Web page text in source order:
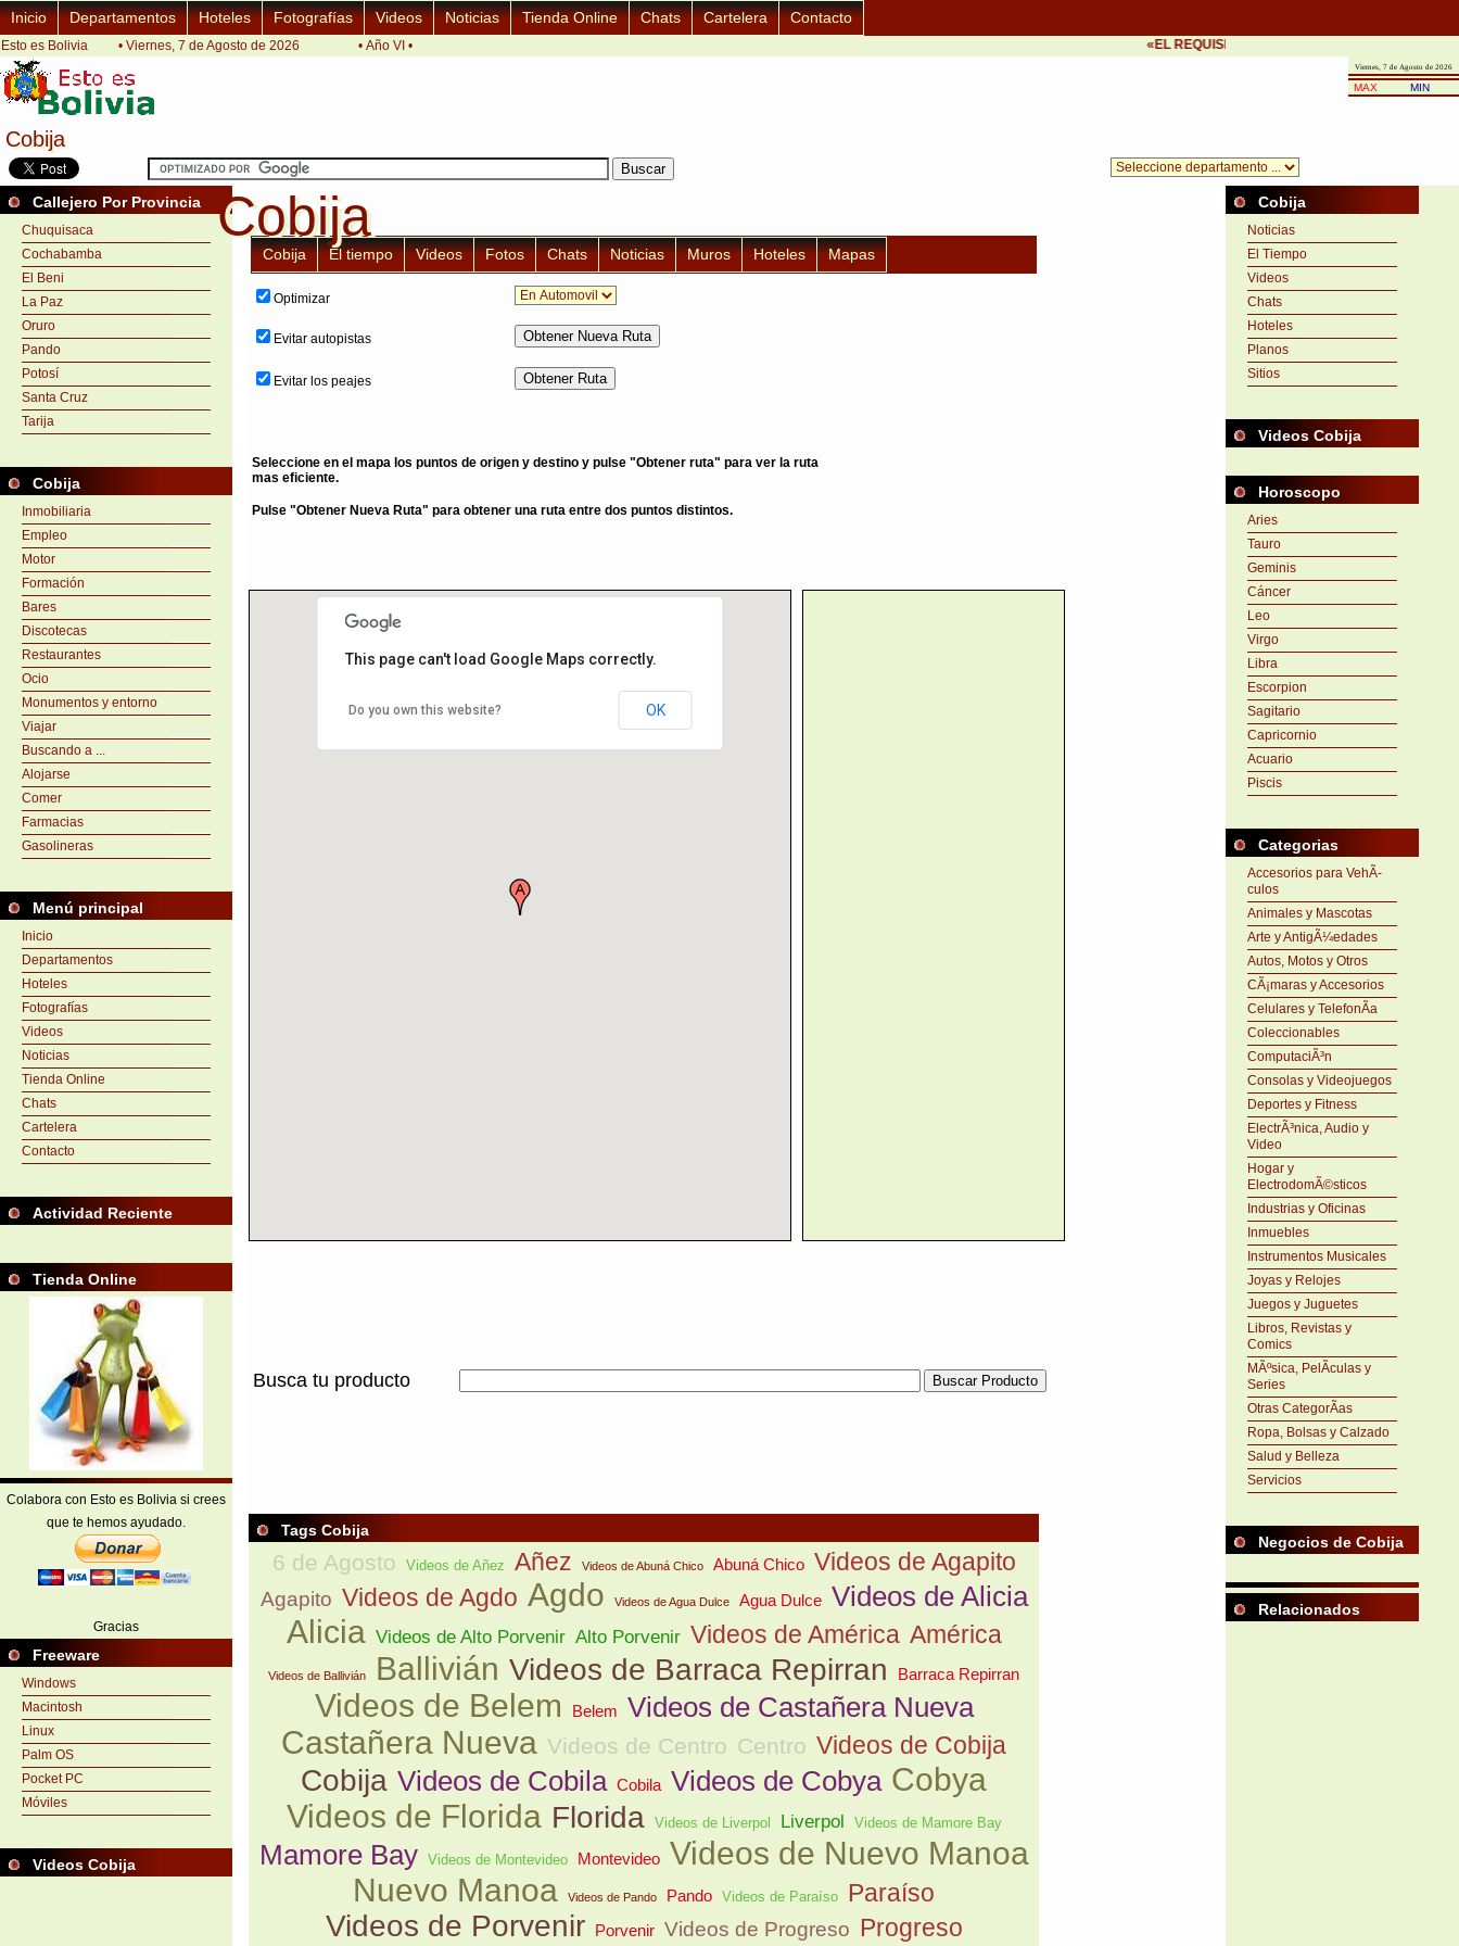
Cobija
Cobija
Inicio Departamentos Hoteles Fotografías Videos Noticias Tienda Online Chats Cartelera Contacto
Esto es Bolivia • Viernes, 7 de Agosto de 2026 • Año VI • «EL REQUISITO DEL ÉXITO ES LA PRONTITUD
Viernes, 7 de Agosto de 2026
MAX MIN
Callejero Por Provincia
Chuquisaca
Cochabamba
El Beni
La Paz
Oruro
Pando
Potosí
Santa Cruz
Tarija
Cobija
Inmobiliaria
Empleo
Motor
Formación
Bares
Discotecas
Restaurantes
Ocio
Monumentos y entorno
Viajar
Buscando a ...
Alojarse
Comer
Farmacias
Gasolineras
Menú principal
Inicio
Departamentos
Hoteles
Fotografías
Videos
Noticias
Tienda Online
Chats
Cartelera
Contacto
Actividad Reciente
Tienda Online
Colabora con Esto es Bolivia si crees
que te hemos ayudado.
Gracias
Freeware
Windows
Macintosh
Linux
Palm OS
Pocket PC
Móviles
Videos Cobija
Cobija
Cobija
Cobija El tiempo Videos Fotos Chats Noticias Muros Hoteles Mapas
Optimizar
Evitar autopistas
Evitar los peajes
Seleccione en el mapa los puntos de origen y destino y pulse "Obtener ruta" para ver la ruta
mas eficiente.
Pulse "Obtener Nueva Ruta" para obtener una ruta entre dos puntos distintos.
This page can't load Google Maps correctly.
Do you own this website? OK
Busca tu producto
Tags Cobija
6 de Agosto Videos de Añez Añez Videos de Abuná Chico Abuná Chico Videos de Agapito
Agapito Videos de Agdo Agdo Videos de Agua Dulce Agua Dulce Videos de Alicia
Alicia Videos de Alto Porvenir Alto Porvenir Videos de América América
Videos de Ballivián Ballivián Videos de Barraca Repirran Barraca Repirran
Videos de Belem Belem Videos de Castañera Nueva
Castañera Nueva Videos de Centro Centro Videos de Cobija
Cobija Videos de Cobila Cobila Videos de Cobya Cobya
Videos de Florida Florida Videos de Liverpol Liverpol Videos de Mamore Bay
Mamore Bay Videos de Montevideo Montevideo Videos de Nuevo Manoa
Nuevo Manoa
Videos de Pando Pando Videos de Paraíso Paraíso
Videos de Porvenir Porvenir Videos de Progreso Progreso
Cobija
Noticias
El Tiempo
Videos
Chats
Hoteles
Planos
Sitios
Videos Cobija
Horoscopo
Aries
Tauro
Geminis
Cáncer
Leo
Virgo
Libra
Escorpion
Sagitario
Capricornio
Acuario
Piscis
Categorias
Accesorios para VehÃ­
culos
Animales y Mascotas
Arte y AntigÃ¼edades
Autos, Motos y Otros
CÃ¡maras y Accesorios
Celulares y TelefonÃ­a
Coleccionables
ComputaciÃ³n
Consolas y Videojuegos
Deportes y Fitness
ElectrÃ³nica, Audio y
Video
Hogar y
ElectrodomÃ©sticos
Industrias y Oficinas
Inmuebles
Instrumentos Musicales
Joyas y Relojes
Juegos y Juguetes
Libros, Revistas y
Comics
MÃºsica, PelÃ­culas y
Series
Otras CategorÃ­as
Ropa, Bolsas y Calzado
Salud y Belleza
Servicios
Negocios de Cobija
Relacionados